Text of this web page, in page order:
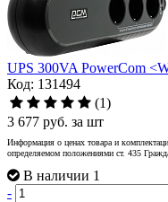
UPS 300VA PowerCom
Код: 131494
(1)
3 677 руб. за шт
Информация о ценах товара и
определяемом положениями ст. 435
В наличии 1
-